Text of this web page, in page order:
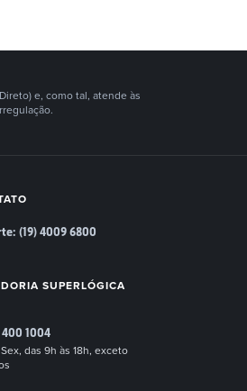
e, como tal, atende às
(19) 4009 6800
SUPERLÓGICA
1004
das 9h às 18h, exceto